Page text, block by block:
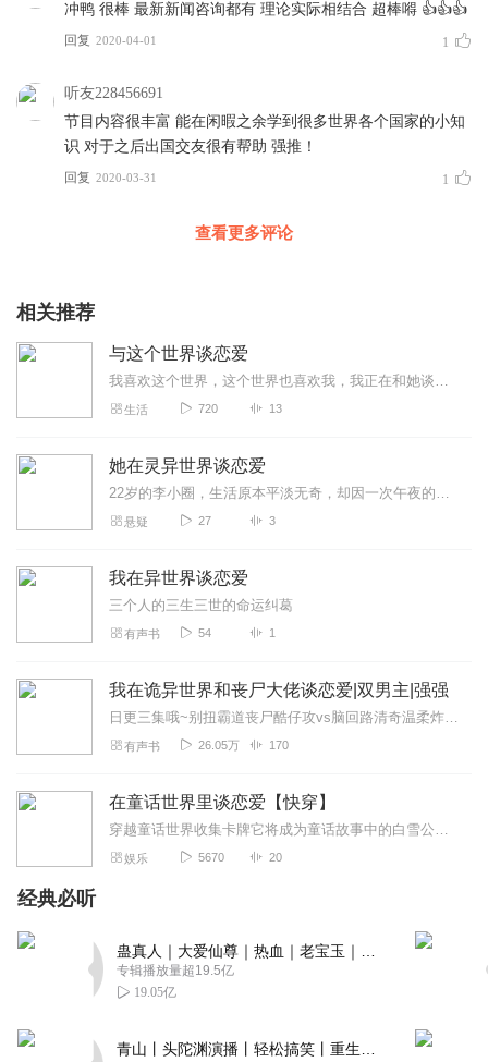
冲鸭 很棒 最新新闻咨询都有 理论实际相结合 超棒嘚 👍👍👍
回复 2020-04-01 1
听友228456691
节目内容很丰富 能在闲暇之余学到很多世界各个国家的小知
识 对于之后出国交友很有帮助 强推！
回复 2020-03-31 1
查看更多评论
相关推荐
与这个世界谈恋爱
我喜欢这个世界，这个世界也喜欢我，我正在和她谈恋爱。这里收录了我们的点点滴滴。
生活 720 13
她在灵异世界谈恋爱
22岁的李小圈，生活原本平淡无奇，却因一次午夜的好奇之举，踏入恐怖深渊。她在“午夜怪谈”论坛看到邪祟传说，尝试后被诡异现象缠身，生活陷入无尽恐惧。关键时刻...
悬疑 27 3
我在异世界谈恋爱
三个人的三生三世的命运纠葛
有声书 54 1
我在诡异世界和丧尸大佬谈恋爱|双男主|强强
日更三集哦~别扭霸道丧尸酷仔攻vs脑回路清奇温柔炸毛受【正经版文案】丧尸白无了穿进时下火爆的游戏《那么大的图》。开局破烂小吃摊，几米见方的活动区域，要靠着不断升...
有声书 26.05万 170
在童话世界里谈恋爱【快穿】
穿越童话世界收集卡牌它将成为童话故事中的白雪公主、灰姑娘、美人鱼…谁说公主不能成为女王？明明月月著爵士雨喵演播
娱乐 5670 20
经典必听
专辑播放量超19.5亿
19.05亿